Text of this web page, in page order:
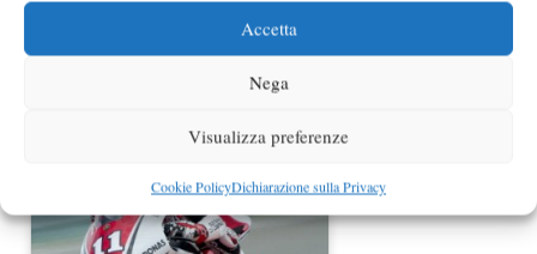
Accetta
Nega
Visualizza preferenze
Cookie PolicyDichiarazione sulla Privacy
Pole position MotoGp Assen 2011